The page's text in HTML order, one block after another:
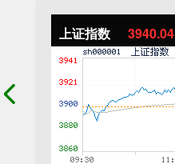
上证指数 3940.04